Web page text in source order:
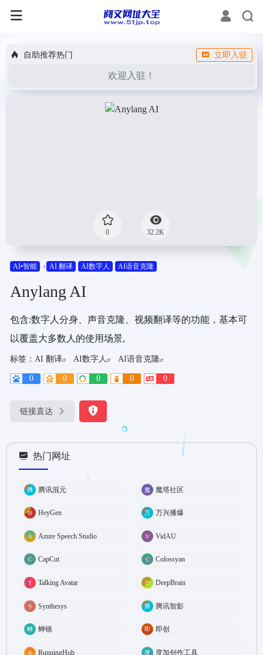
自助推荐热门 立即入驻
欢迎入驻！
0 32.2K
AI•智能 AI 翻译 AI数字人 AI语音克隆
Anylang AI
包含:数字人分身、声音克隆、视频翻译等的功能，基本可
以覆盖大多数人的使用场景,
标签： AI 翻译 AI数字人 AI语音克隆
0 0 0 0 0
链接直达
热门网址
腾讯混元 魔塔社区
HeyGen 万兴播爆
Azure Speech Studio VidAU
CapCut Colossyan
Talking Avatar DeepBrain
Synthesys 腾讯智影
蝉镜 即创
RunningHub 度加创作工具